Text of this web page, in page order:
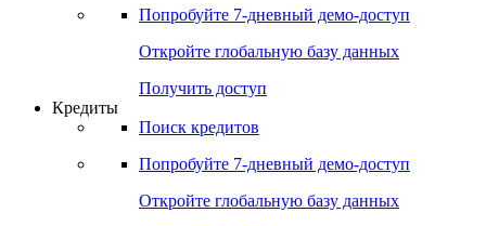
Попробуйте 7-дневный демо-доступ
Откройте глобальную базу данных
Получить доступ
Кредиты
Поиск кредитов
Попробуйте 7-дневный демо-доступ
Откройте глобальную базу данных